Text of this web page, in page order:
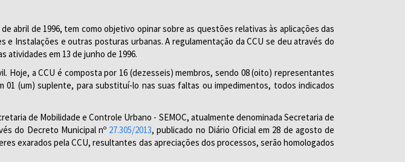
de abril de 1996, tem como objetivo opinar sobre as questões relativas às aplicações das
Instalações e outras posturas urbanas. A regulamentação da CCU se deu através do
atividades em 13 de junho de 1996.
Hoje, a CCU é composta por 16 (dezesseis) membros, sendo 08 (oito) representantes
(um) suplente, para substituí-lo nas suas faltas ou impedimentos, todos indicados
de Mobilidade e Controle Urbano - SEMOC, atualmente denominada Secretaria de
do Decreto Municipal nº 27.305/2013, publicado no Diário Oficial em 28 de agosto de
exarados pela CCU, resultantes das apreciações dos processos, serão homologados